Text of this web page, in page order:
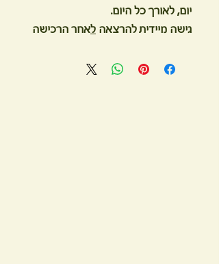
יום, לאורך כל היום.
גישה מיידית להרצאה לאחר הרכישה